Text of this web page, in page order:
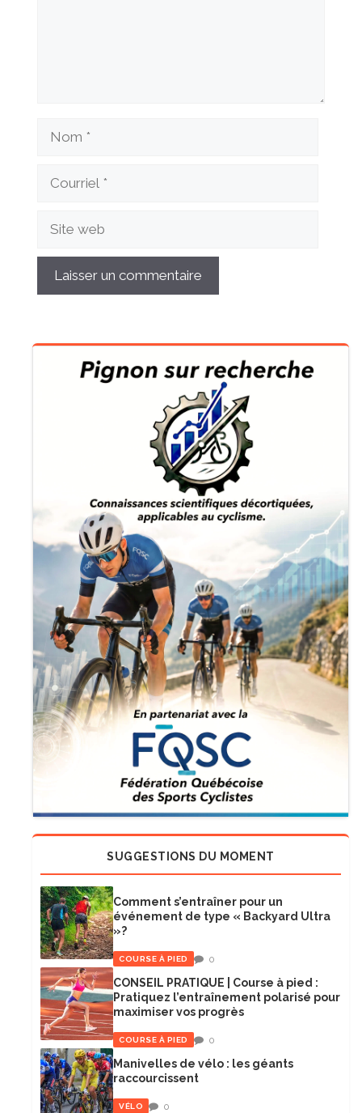
SUGGESTIONS DU MOMENT
Comment s’entraîner pour un
événement de type « Backyard Ultra
»?
COURSE À PIED 0
CONSEIL PRATIQUE | Course à pied :
Pratiquez l’entraînement polarisé pour
maximiser vos progrès
COURSE À PIED 0
Manivelles de vélo : les géants
raccourcissent
VÉLO 0